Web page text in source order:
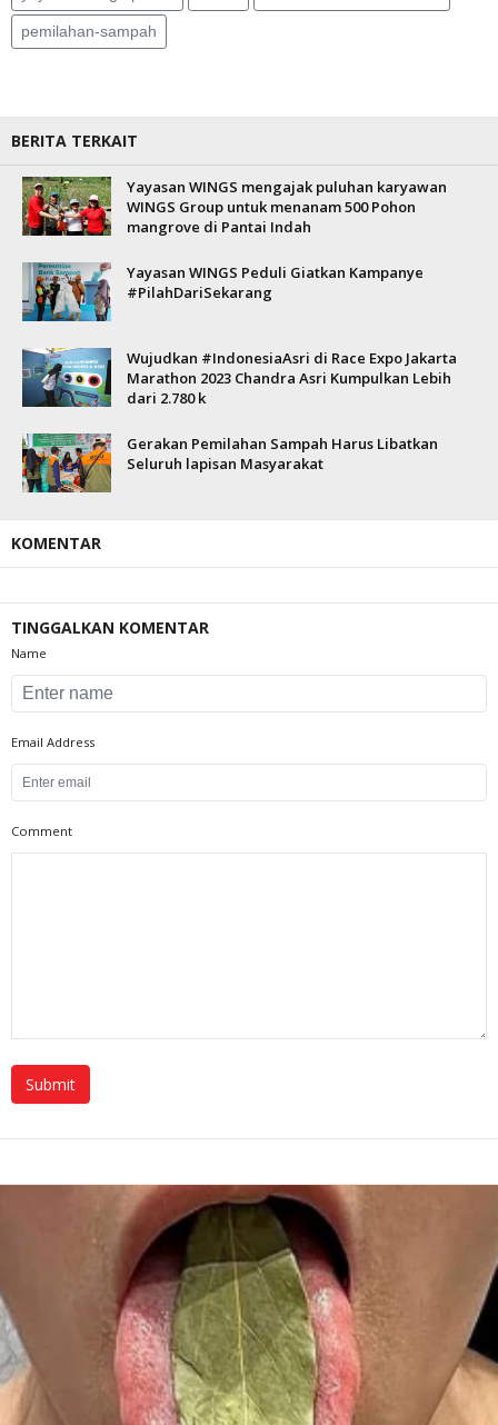
pemilahan-sampah
BERITA TERKAIT
Yayasan WINGS mengajak puluhan karyawan
WINGS Group untuk menanam 500 Pohon
mangrove di Pantai Indah
Yayasan WINGS Peduli Giatkan Kampanye
#PilahDariSekarang
Wujudkan #IndonesiaAsri di Race Expo Jakarta
Marathon 2023 Chandra Asri Kumpulkan Lebih
dari 2.780 k
Gerakan Pemilahan Sampah Harus Libatkan
Seluruh lapisan Masyarakat
KOMENTAR
TINGGALKAN KOMENTAR
Name
Email Address
Comment